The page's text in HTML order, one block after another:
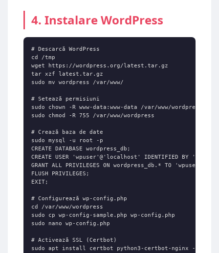
4. Instalare WordPress
# Descarcă WordPress
cd /tmp
wget https://wordpress.org/latest.tar.gz
tar xzf latest.tar.gz
sudo mv wordpress /var/www/
# Setează permisiuni
sudo chown -R www-data:www-data /var/www/wordpress
sudo chmod -R 755 /var/www/wordpress
# Crează baza de date
sudo mysql -u root -p
CREATE DATABASE wordpress_db;
CREATE USER 'wpuser'@'localhost' IDENTIFIED BY
GRANT ALL PRIVILEGES ON wordpress_db.* TO
FLUSH PRIVILEGES;
EXIT;
# Configurează wp-config.php
cd /var/www/wordpress
sudo cp wp-config-sample.php wp-config.php
sudo nano wp-config.php
# Activează SSL (Certbot)
sudo apt install certbot python3-certbot-nginx -y